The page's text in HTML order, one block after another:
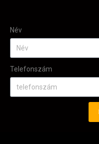
Név
Telefonszám